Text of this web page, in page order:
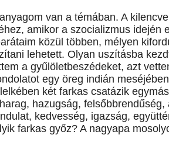
van a témában. A
amikor a szocializmus idején
közül többen, mélyen
lehetett. Olyan uszításba
a gyűlöletbeszédeket, azt
egy öreg indián
két farkas csatázik
hazugság,
kedvesség, igazság,
farkas győz? A nagyapa